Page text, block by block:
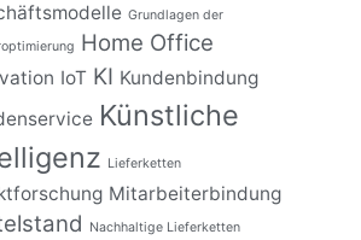
Grundlagen der
Home Office
IoT KI Kundenbindung
Künstliche
Lieferketten
Mitarbeiterbindung
Nachhaltige Lieferketten